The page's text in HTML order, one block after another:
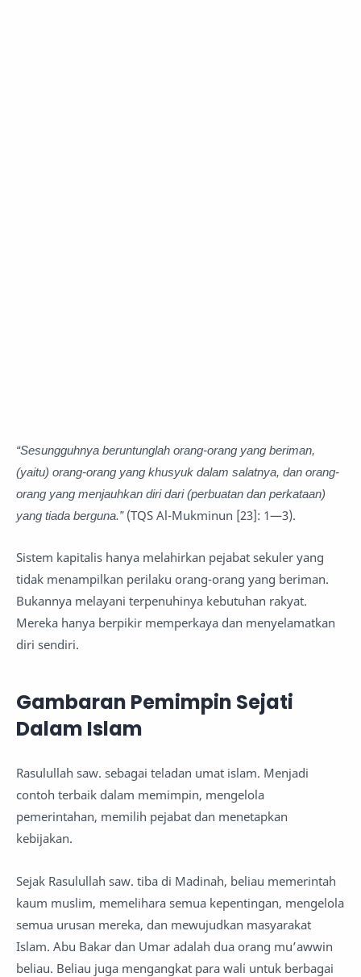
“Sesungguhnya beruntunglah orang-orang yang beriman,
(yaitu) orang-orang yang khusyuk dalam salatnya, dan orang-
orang yang menjauhkan diri dari (perbuatan dan perkataan)
yang tiada berguna.”(TQS Al-Mukminun [23]: 1—3).
Sistem kapitalis hanya melahirkan pejabat sekuler yang
tidak menampilkan perilaku orang-orang yang beriman.
Bukannya melayani terpenuhinya kebutuhan rakyat.
Mereka hanya berpikir memperkaya dan menyelamatkan
diri sendiri.
Gambaran Pemimpin Sejati
Dalam Islam
Rasulullah saw. sebagai teladan umat islam. Menjadi
contoh terbaik dalam memimpin, mengelola
pemerintahan, memilih pejabat dan menetapkan
kebijakan.
Sejak Rasulullah saw. tiba di Madinah, beliau memerintah
kaum muslim, memelihara semua kepentingan, mengelola
semua urusan mereka, dan mewujudkan masyarakat
Islam. Abu Bakar dan Umar adalah dua orang mu’awwin
beliau. Beliau juga mengangkat para wali untuk berbagai